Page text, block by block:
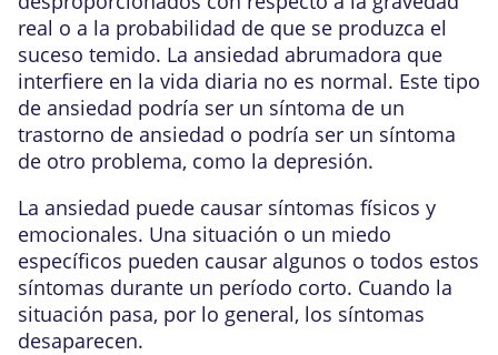
real o a la probabilidad de que se produzca el
suceso temido. La ansiedad abrumadora que
interfiere en la vida diaria no es normal. Este tipo
de ansiedad podría ser un síntoma de un
trastorno de ansiedad o podría ser un síntoma
de otro problema, como la depresión.
La ansiedad puede causar síntomas físicos y
emocionales. Una situación o un miedo
específicos pueden causar algunos o todos estos
síntomas durante un período corto. Cuando la
situación pasa, por lo general, los síntomas
desaparecen.